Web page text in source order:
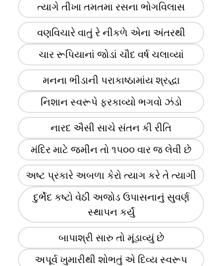
ત્યાગે તીખા તમતમા રસના ભોગવિલાસ
વણવિચારે વાતું રે નીકળે એના અંતરથી
ચાર રૂપિયાનાં જોડાં ચૌદ વર્ષ ચલાવ્યાં
મનના ભીડાની પરાકાષ્ઠામાંય શ્રદ્ધા
નિશાન સ્વરૂપે ફરકાવ્યો ભગવો ઝંડો
નારદ ઐસી સાચે સંતન કી રીતિ
મંદિર માટે જમીન તો ૧૫૦૦ વાર જ લેવી છે
અષ્ટ પ્રકારે અબળા કેરો ત્યાગ કરે તે ત્યાગી
દુર્ભેદ કષ્ટો વેઠી અજોડ ઉપાસનાનું સુવર્ણ
સ્થાપન કર્યું
બાપાશ્રી સારુ તો મૂંડાવ્યું છે
અપૂર્વ ખુમારીથી શોભતું એ દિવ્ય સ્વરૂપ